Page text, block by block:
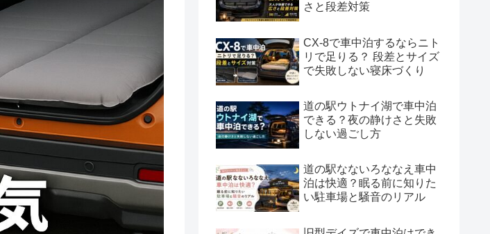
さと段差対策
CX-8で車中泊するならニト
リで足りる？ 段差とサイズ
で失敗しない寝床づくり
道の駅ウトナイ湖で車中泊
できる？夜の静けさと失敗
しない過ごし方
道の駅なないろななえ車中
泊は快適？眠る前に知りた
い駐車場と騒音のリアル